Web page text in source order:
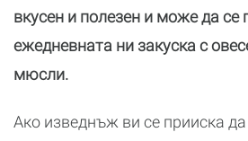
вкусен и полезен и може да се
ежедневната ни закуска с
мюсли.
Ако изведнъж ви се прииска